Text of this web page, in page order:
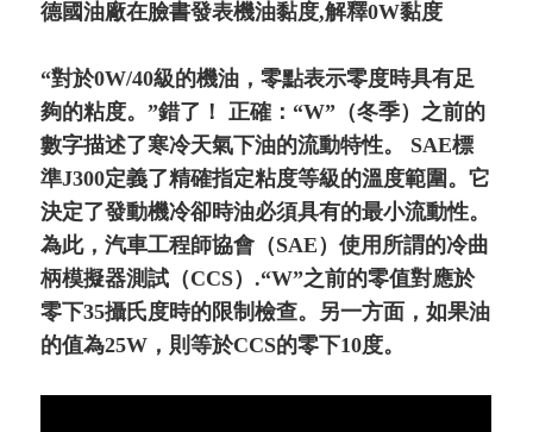
德國油廠在臉書發表機油黏度,解釋0W黏度
“對於0W/40級的機油，零點表示零度時具有足
夠的粘度。”錯了！ 正確：“W”（冬季）之前的
數字描述了寒冷天氣下油的流動特性。 SAE標
準J300定義了精確指定粘度等級的溫度範圍。它
決定了發動機冷卻時油必須具有的最小流動性。
為此，汽車工程師協會（SAE）使用所謂的冷曲
柄模擬器測試（CCS）.“W”之前的零值對應於
零下35攝氏度時的限制檢查。另一方面，如果油
的值為25W，則等於CCS的零下10度。